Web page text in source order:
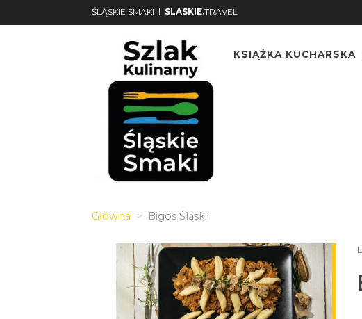
ŚLĄSKIE SMAKI | SLASKIE.TRAVEL
KSIĄŻKA KUCHARSKA
Główna Bigos Śląski